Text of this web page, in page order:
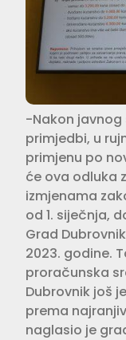
-Nakon
primjedbi, u
primjenu po
će ova odluka
izmjenama
od 1. siječnja,
Grad
2023. godine.
proračunska
Dubrovnik još
prema
naglasio je